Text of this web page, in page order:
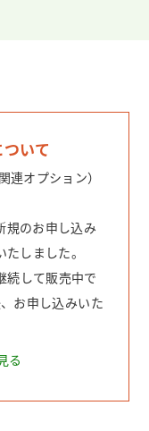
いて
連オプション）
規のお申し込み
しました。
続して販売中で
お申し込みいた
る